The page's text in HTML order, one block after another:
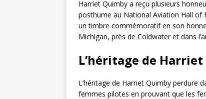
Harriet Quimby a reçu plusieurs
posthume au National Aviation Hall of
un timbre commémoratif en son
Michigan, près de Coldwater et dans
L’héritage de
L’héritage de Harriet Quimby perdure
femmes pilotes en prouvant que les